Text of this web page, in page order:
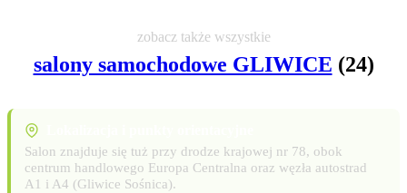
zobacz także wszystkie
salony samochodowe GLIWICE (24)
Salon znajduje się tuż przy drodze krajowej nr 78, obok
centrum handlowego Europa Centralna oraz węzła autostrad
A1 i A4 (Gliwice Sośnica).